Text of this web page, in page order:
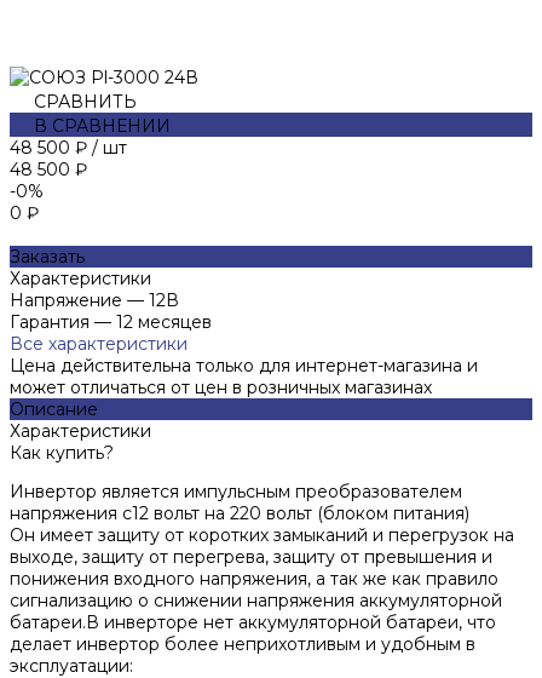
СРАВНИТЬ
В СРАВНЕНИИ
48 500 ₽ / шт
48 500 ₽
-0%
0 ₽
Заказать
Характеристики
Напряжение — 12В
Гарантия — 12 месяцев
Все характеристики
Цена действительна только для интернет-магазина и
может отличаться от цен в розничных магазинах
Описание
Характеристики
Как купить?
Инвертор является импульсным преобразователем
напряжения с12 вольт на 220 вольт (блоком питания)
Он имеет защиту от коротких замыканий и перегрузок на
выходе, защиту от перегрева, защиту от превышения и
понижения входного напряжения, а так же как правило
сигнализацию о снижении напряжения аккумуляторной
батареи.В инверторе нет аккумуляторной батареи, что
делает инвертор более неприхотливым и удобным в
эксплуатации: